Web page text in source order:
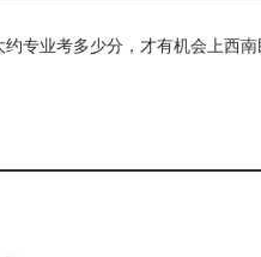
专业考多少分，才有机会上西